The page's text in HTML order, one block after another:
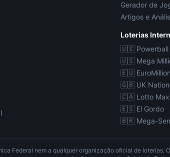
Gerador de
Artigos e
Loterias
🇺🇸 Powerball
🇺🇸 Mega
🇪🇺
🇬🇧 UK
🇨🇦 Lotto Max
🇪🇸 El Gordo
🇧🇷 Mega-
Federal nem a qualquer organização oficial de